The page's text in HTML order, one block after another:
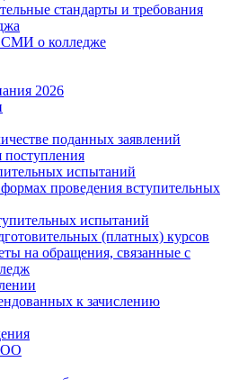
стандарты и требования
о колледже
2026
поданных заявлений
испытаний
проведения вступительных
испытаний
(платных) курсов
на обращения, связанные с
к зачислению